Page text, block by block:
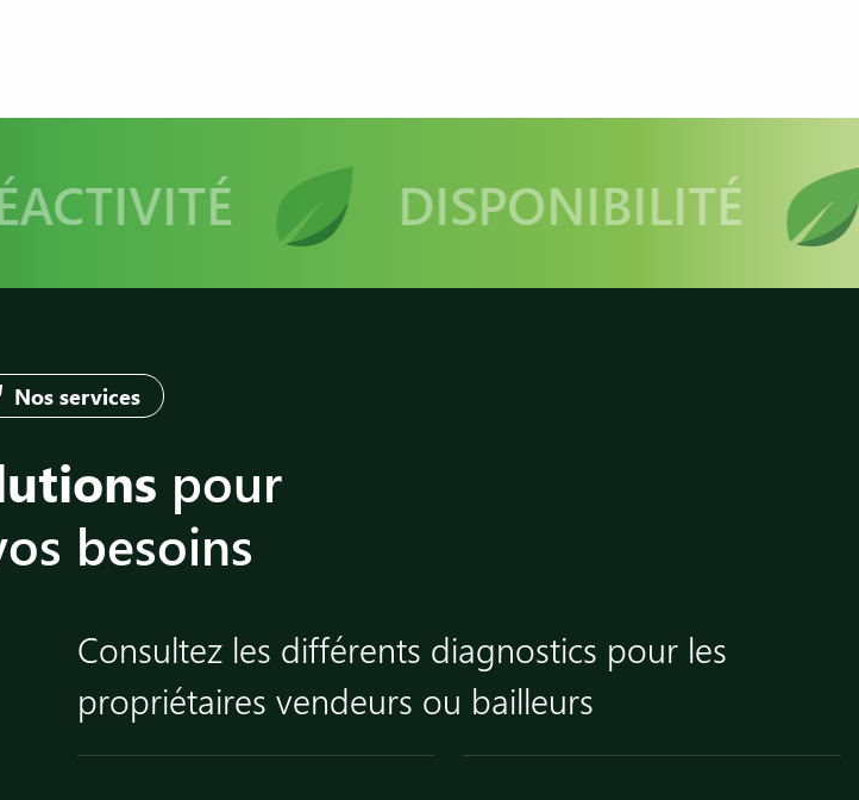
DISPONIBILITÉ
Nos services
pour
besoins
Consultez les différents diagnostics pour les
propriétaires vendeurs ou bailleurs